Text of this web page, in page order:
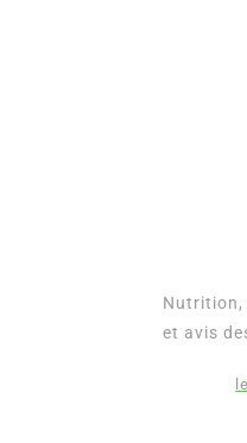
Nutrition,
et avis